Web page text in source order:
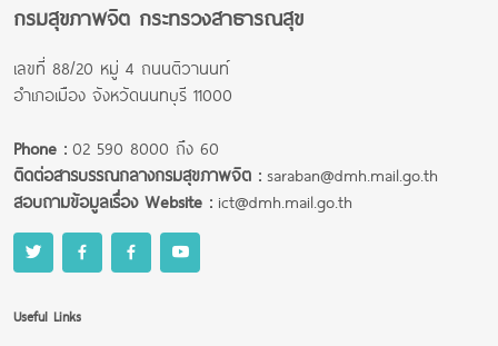
กรมสุขภาพจิต กระทรวงสาธารณสุข
เลขที่ 88/20 หมู่ 4 ถนนติวานนท์
อำเภอเมือง จังหวัดนนทบุรี 11000
Phone :02 590 8000 ถึง 60
ติดต่อสารบรรณกลางกรมสุขภาพจิต :saraban@dmh.mail.go.th
สอบถามข้อมูลเรื่อง Website :ict@dmh.mail.go.th
Useful Links